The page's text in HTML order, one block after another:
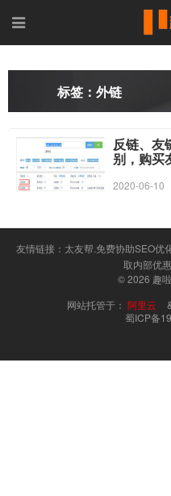
标签：外链
反链、友
别，购买
2020-06-10
友情链接： 太友帮.免费协助SEO优
取内部优
© 2026 趣
网站托管于： 阿里云
蜀ICP备